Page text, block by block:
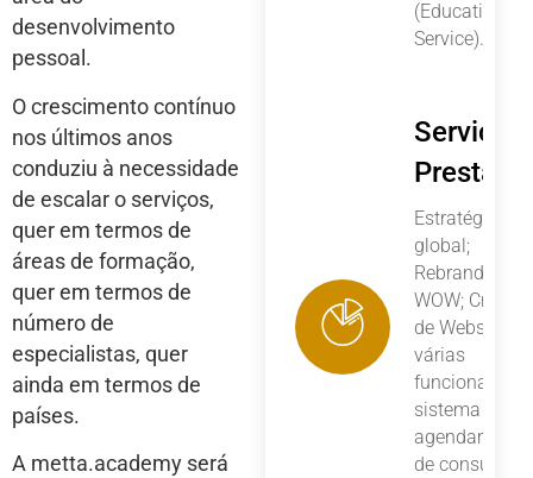
(Education as
Service).
Serviços
Estratégia
global;
Rebranding
WOW; Criação
de Website
várias
sistema de
agendamento
de consultas;
desenvolvimento
pessoal.
O crescimento contínuo
nos últimos anos
conduziu à necessidade
de escalar o serviços,
quer em termos de
áreas de formação,
quer em termos de
número de
especialistas, quer
ainda em termos de
países.
A metta.academy será